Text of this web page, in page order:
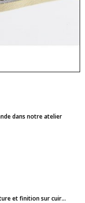
dans notre atelier
et finition sur cuir...